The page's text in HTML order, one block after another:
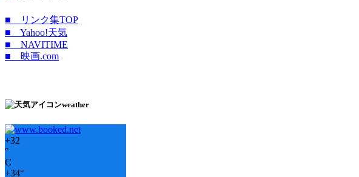
■ リンク集TOP
■ Yahoo!天気
■ NAVITIME
■ 映画.com
weather
+32
°
C
+34°